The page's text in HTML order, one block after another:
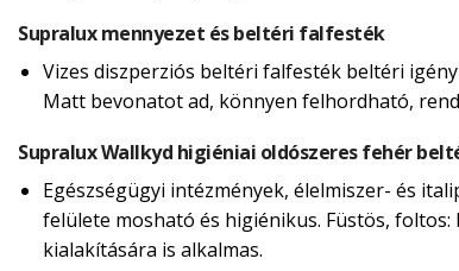
Supralux mennyezet és beltéri falfesték
Vizes diszperziós beltéri falfesték beltéri
Matt bevonatot ad, könnyen felhordható,
Supralux Wallkyd higiéniai oldószeres fehér
Egészségügyi intézmények, élelmiszer- és
felülete mosható és higiénikus. Füstös,
kialakítására is alkalmas.